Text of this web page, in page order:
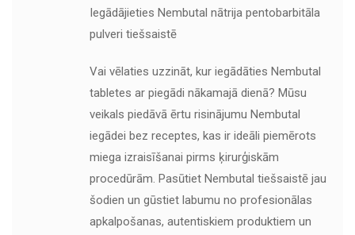
Iegādājieties Nembutal nātrija pentobarbitāla
pulveri tiešsaistē
Vai vēlaties uzzināt, kur iegādāties Nembutal
tabletes ar piegādi nākamajā dienā? Mūsu
veikals piedāvā ērtu risinājumu Nembutal
iegādei bez receptes, kas ir ideāli piemērots
miega izraisīšanai pirms ķirurģiskām
procedūrām. Pasūtiet Nembutal tiešsaistē jau
šodien un gūstiet labumu no profesionālas
apkalpošanas, autentiskiem produktiem un